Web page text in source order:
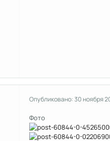
Опубликовано:30 ноября
Фото